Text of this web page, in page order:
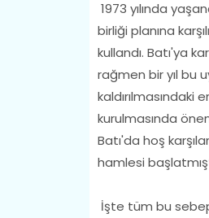
1973 yılında
birliği planına
kullandı. Batı'ya
rağmen bir yıl bu
kaldırılmasındaki
kurulmasında
Batı'da hoş
hamlesi
İşte tüm bu